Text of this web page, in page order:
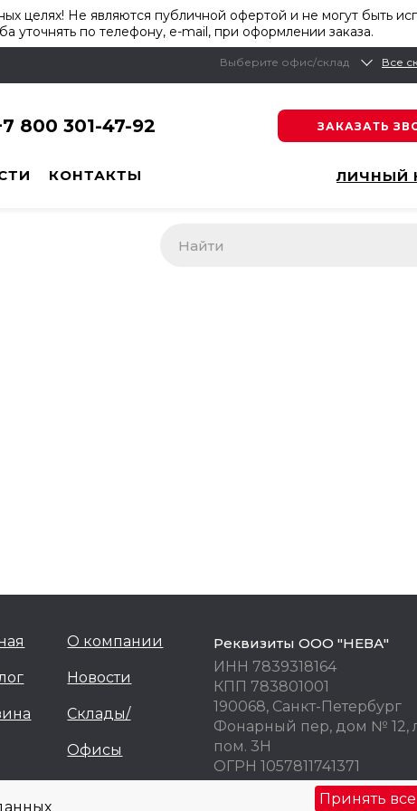
Принять все
целях! Не являются публичной офертой и не могут быть
уточнять по телефону, e-mail, при оформлении заказа.
Выберите офис/склад Все
800 301-47-92 ЗАКАЗАТЬ
КОНТАКТЫ ЛИЧНЫЙ
О компании
Новости
Склады/
Офисы
Реквизиты ООО "НЕВА"
ИНН 7839318164
КПП 783801001
190068, Санкт-Петербург
Фонарный пер, дом № 12,
пом. 3Н
ОГРН 1057811741371
ОКПО 77676245